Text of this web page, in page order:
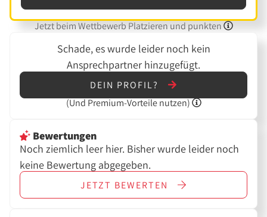
Jetzt beim Wettbewerb Platzieren und punkten
Schade, es wurde leider noch kein
Ansprechpartner hinzugefügt.
DEIN PROFIL?
(Und Premium-Vorteile nutzen)
Bewertungen
Noch ziemlich leer hier. Bisher wurde leider noch
keine Bewertung abgegeben.
JETZT BEWERTEN